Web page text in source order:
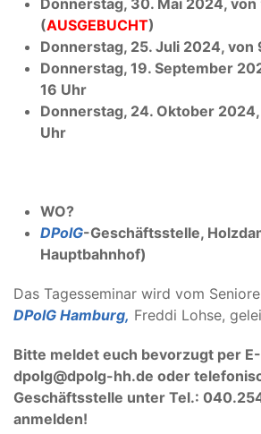
(AUSGEBUCHT)
Donnerstag, 25. Juli 2024, von
Donnerstag, 19. September
16 Uhr
Donnerstag, 24. Oktober 2024,
Uhr
WO?
DPolG-Geschäftsstelle,
Hauptbahnhof)
Das Tagesseminar wird vom
DPolG Hamburg, Freddi Lohse,
Bitte meldet euch bevorzugt per
dpolg@dpolg-hh.de oder
Geschäftsstelle unter Tel.:
anmelden!